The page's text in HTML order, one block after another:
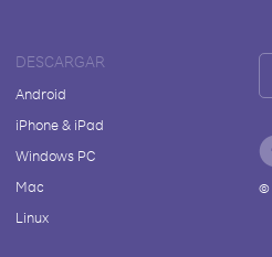
DESCARGAR
Android
iPhone & iPad
Windows PC
Mac
Linux
©